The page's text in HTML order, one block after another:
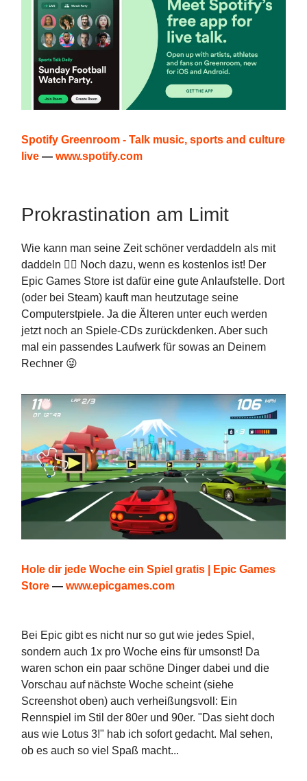
Spotify Greenroom - Talk music, sports and culture
live — www.spotify.com
Prokrastination am Limit
Wie kann man seine Zeit schöner verdaddeln als mit
daddeln 🤷‍♀️ Noch dazu, wenn es kostenlos ist! Der
Epic Games Store ist dafür eine gute Anlaufstelle. Dort
(oder bei Steam) kauft man heutzutage seine
Computerstpiele. Ja die Älteren unter euch werden
jetzt noch an Spiele-CDs zurückdenken. Aber such
mal ein passendes Laufwerk für sowas an Deinem
Rechner 😜
Hole dir jede Woche ein Spiel gratis | Epic Games
Store — www.epicgames.com
Bei Epic gibt es nicht nur so gut wie jedes Spiel,
sondern auch 1x pro Woche eins für umsonst! Da
waren schon ein paar schöne Dinger dabei und die
Vorschau auf nächste Woche scheint (siehe
Screenshot oben) auch verheißungsvoll: Ein
Rennspiel im Stil der 80er und 90er. "Das sieht doch
aus wie Lotus 3!" hab ich sofort gedacht. Mal sehen,
ob es auch so viel Spaß macht...